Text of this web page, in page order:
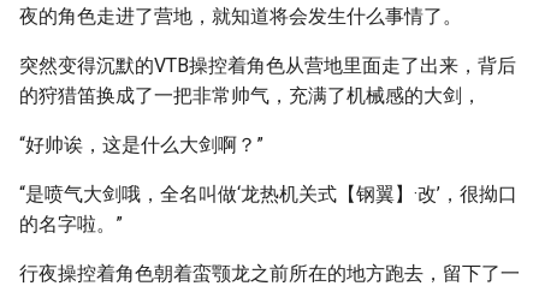
夜的角色走进了营地，就知道将会发生什么事情了。
突然变得沉默的VTB操控着角色从营地里面走了出来，背后
的狩猎笛换成了一把非常帅气，充满了机械感的大剑，
“好帅诶，这是什么大剑啊？”
“是喷气大剑哦，全名叫做‘龙热机关式【钢翼】·改’，很拗口
的名字啦。”
行夜操控着角色朝着蛮颚龙之前所在的地方跑去，留下了一